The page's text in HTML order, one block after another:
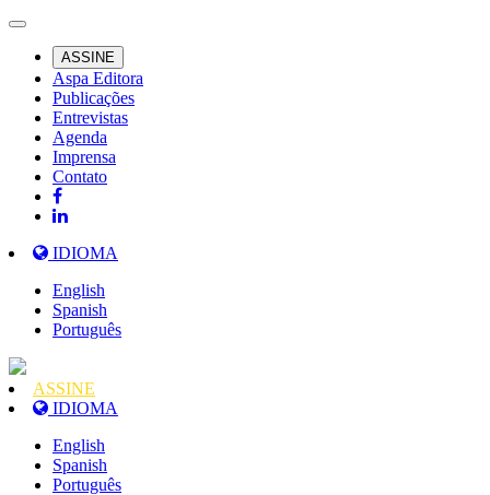
ASSINE
Aspa Editora
Publicações
Entrevistas
Agenda
Imprensa
Contato
IDIOMA
English
Spanish
Português
ASSINE
IDIOMA
English
Spanish
Português